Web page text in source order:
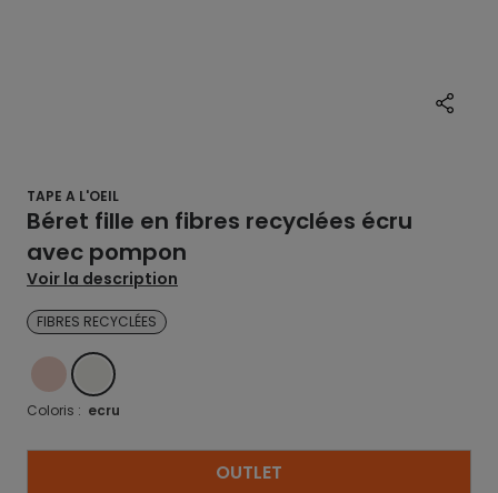
TAPE A L'OEIL
Béret fille en fibres recyclées écru
avec pompon
Voir la description
FIBRES RECYCLÉES
ROSEECRU
Coloris : ecru
OUTLET